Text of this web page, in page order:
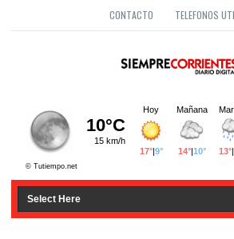
CONTACTO TELEFONOS